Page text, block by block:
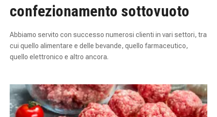
confezionamento sottovuoto
Abbiamo servito con successo numerosi clienti in vari settori, tra
cui quello alimentare e delle bevande, quello farmaceutico,
quello elettronico e altro ancora.